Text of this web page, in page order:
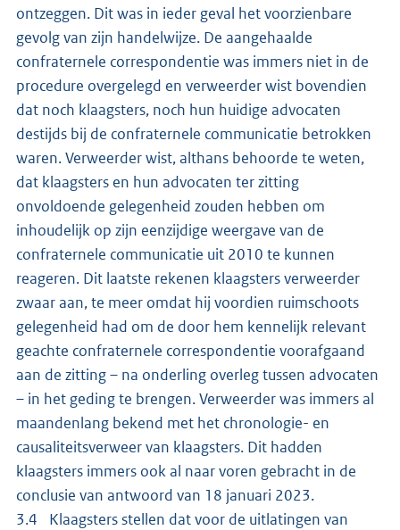
ontzeggen. Dit was in ieder geval het voorzienbare
gevolg van zijn handelwijze. De aangehaalde
confraternele correspondentie was immers niet in de
procedure overgelegd en verweerder wist bovendien
dat noch klaagsters, noch hun huidige advocaten
destijds bij de confraternele communicatie betrokken
waren. Verweerder wist, althans behoorde te weten,
dat klaagsters en hun advocaten ter zitting
onvoldoende gelegenheid zouden hebben om
inhoudelijk op zijn eenzijdige weergave van de
confraternele communicatie uit 2010 te kunnen
reageren. Dit laatste rekenen klaagsters verweerder
zwaar aan, te meer omdat hij voordien ruimschoots
gelegenheid had om de door hem kennelijk relevant
geachte confraternele correspondentie voorafgaand
aan de zitting – na onderling overleg tussen advocaten
– in het geding te brengen. Verweerder was immers al
maandenlang bekend met het chronologie- en
causaliteitsverweer van klaagsters. Dit hadden
klaagsters immers ook al naar voren gebracht in de
conclusie van antwoord van 18 januari 2023.
3.4 Klaagsters stellen dat voor de uitlatingen van